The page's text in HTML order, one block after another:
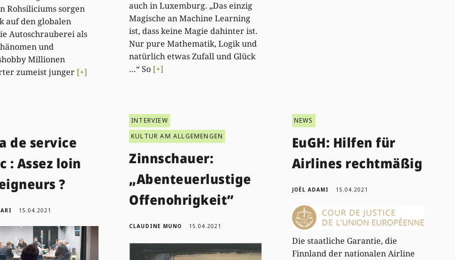
Rohsiliciums sorgen
auf den globalen
Autoschrauberei als
und
Millionen
zumeist junger [+]
auch in Luxemburg. „Das einzig
Magische an Machine Learning
ist, dass keine Magie dahinter ist.
Nur pure Mathematik, Logik und
natürlich etwas Zufall und Glück
…“ So [+]
de service
: Assez loin
?
15.04.2021
INTERVIEW
KULTUR AM ALLGEMENGEN
Zinnschauer:
„Abenteuerlustige
Offenohrigkeit”
CLAUDINE MUNO 15.04.2021
NEWS
EuGH: Hilfen für
Airlines rechtmäßig
JOËL ADAMI 15.04.2021
Die staatliche Garantie, die
Finnland der nationalen Airline